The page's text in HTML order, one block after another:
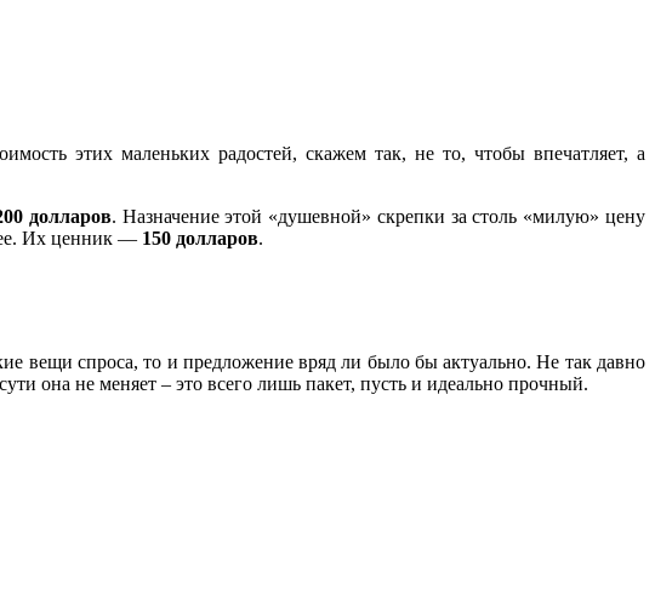
этих маленьких радостей, скажем так, не то, чтобы впечатляет, а
долларов. Назначение этой «душевной» скрепки за столь «милую» цену
Их ценник — 150 долларов.
вещи спроса, то и предложение вряд ли было бы актуально. Не так давно
она не меняет – это всего лишь пакет, пусть и идеально прочный.